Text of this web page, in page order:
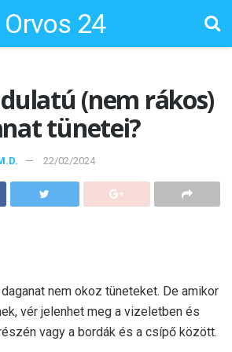
Orvos 24
(nem rákos)
tünetei?
22/02/2024
nem okoz tüneteket. De amikor
vér jelenhet meg a vizeletben és
vagy a bordák és a csípő között.